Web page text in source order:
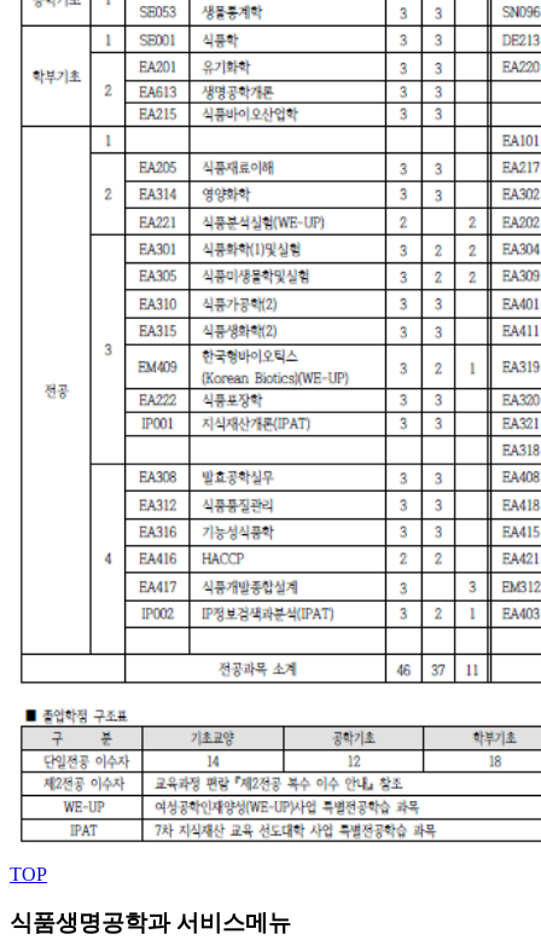
TOP
식품생명공학과 서비스메뉴